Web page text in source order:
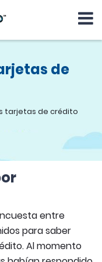
de
tarjetas de crédito
entre
para saber
Al momento